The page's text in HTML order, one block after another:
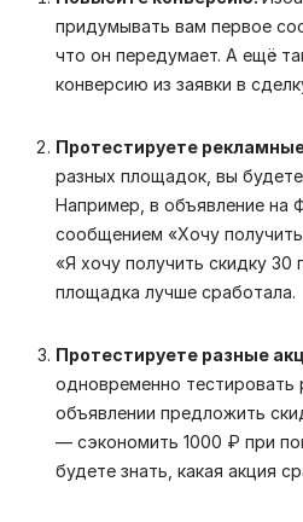
придумывать вам первое
что он передумает. А ещё
конверсию из заявки в
Протестируете
разных площадок, вы
Например, в объявление на
сообщением «Хочу
«Я хочу получить скидку 30
площадка лучше сработала.
Протестируете разные
одновременно
объявлении предложить
— сэкономить 1000 ₽ при
будете знать, какая акция